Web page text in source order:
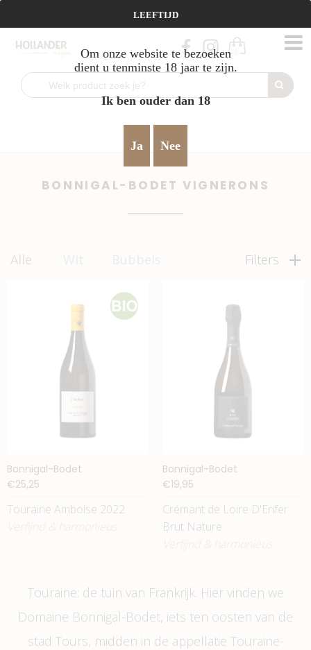
Vanaf €95 gratis verzending!
verfijnd & harmonieus Bonnigal-Bodet Vignerons
BONNIGAL-BODET VIGNERONS
Alle Filters
Bonnigal-Bodet
€25,25
Touraine Amboise 2022
Bonnigal-Bodet
€19,95
Crémant de Loire D'Enfer
Brut Nature
Touraine: de tuin van Frankrijk. Hier vinden we
Domaine Bonnigal-Bodet, iets ten oosten van de
stad Tours, midden in de appellatie Touraine-
LEEFTIJD
Om onze website te bezoeken
dient u tenminste 18 jaar te zijn.
Ik ben ouder dan 18
Ja Nee